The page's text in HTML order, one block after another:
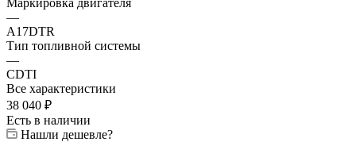
—
A17DTR
Тип топливной системы
—
CDTI
Все характеристики
38 040 ₽
Есть в наличии
Нашли дешевле?